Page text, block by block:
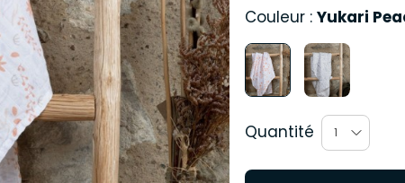
Couleur : Yukari
Quantité 1